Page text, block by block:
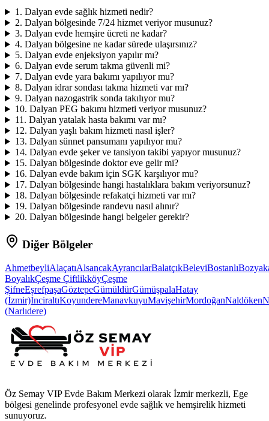
1 . Dalyan evde sağlık hizmeti nedir?
2. Dalyan bölgesinde 7/24 hizmet veriyor musunuz?
3. Dalyan evde hemşire ücreti ne kadar?
4. Dalyan bölgesine ne kadar sürede ulaşırsınız?
5. Dalyan evde enjeksiyon yapılır mı?
6. Dalyan evde serum takma güvenli mi?
7. Dalyan evde yara bakımı yapılıyor mu?
8. Dalyan idrar sondası takma hizmeti var mı?
9. Dalyan nazogastrik sonda takılıyor mu?
10. Dalyan PEG bakımı hizmeti veriyor musunuz?
11 . Dalyan yatalak hasta bakımı var mı?
12. Dalyan yaşlı bakım hizmeti nasıl işler?
13. Dalyan sünnet pansumanı yapılıyor mu?
14. Dalyan evde şeker ve tansiyon takibi yapıyor musunuz?
15. Dalyan bölgesinde doktor eve gelir mi?
16. Dalyan evde bakım için SGK karşılıyor mu?
17. Dalyan bölgesinde hangi hastalıklara bakım veriyorsunuz?
18. Dalyan bölgesinde refakatçi hizmeti var mı?
19. Dalyan bölgesinde randevu nasıl alınır?
20. Dalyan bölgesinde hangi belgeler gerekir?
Diğer Bölgeler
AhmetbeyliAlaçatıAlsancakAyrancılarBalatçıkBeleviBostanlı
BoyalıkÇeşme ÇiftlikköyÇeşme
ŞifneEşrefpaşaGöztepeGümüldürGümüşpalaHatay
(İzmir)İnciraltıKoyundereManavkuyuMavişehirMordoğanNaldöken
(Narlıdere)
Öz Semay VIP Evde Bakım Merkezi olarak İzmir merkezli, Ege
bölgesi genelinde profesyonel evde sağlık ve hemşirelik hizmeti
sunuyoruz.